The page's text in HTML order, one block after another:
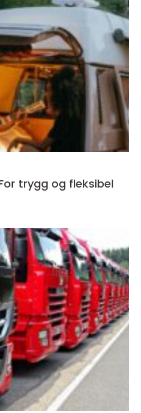
trygg og fleksibel